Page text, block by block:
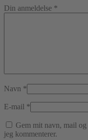
Din anmeldelse *
Navn *
E-mail *
Gem mit navn, mail
jeg kommenterer.